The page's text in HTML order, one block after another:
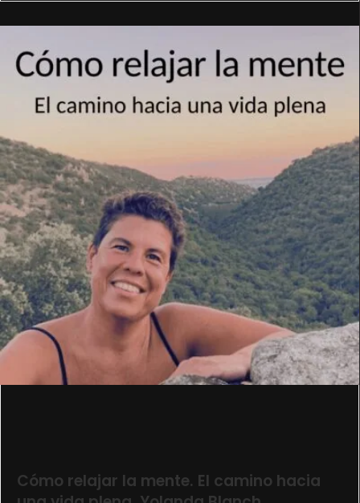
Cómo relajar la mente. El camino hacia